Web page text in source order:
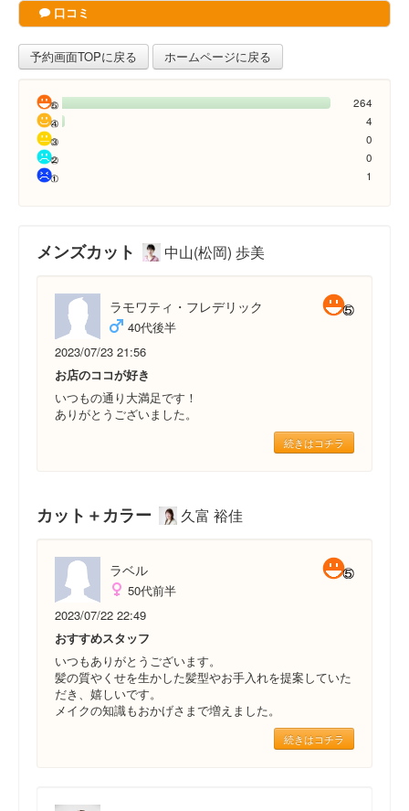
口コミ
予約画面TOPに戻る ホームページに戻る
264
4
0
0
1
メンズカット 中山(松岡) 歩美
ラモワティ・フレデリック
40代後半
2023/07/23 21:56
お店のココが好き
いつもの通り大満足です！
ありがとうございました。
続きはコチラ
カット＋カラー 久富 裕佳
ラベル
50代前半
2023/07/22 22:49
おすすめスタッフ
いつもありがとうございます。
髪の質やくせを生かした髪型やお手入れを提案していた
だき、嬉しいです。
メイクの知識もおかげさまで増えました。
続きはコチラ